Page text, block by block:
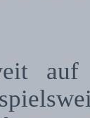
auf